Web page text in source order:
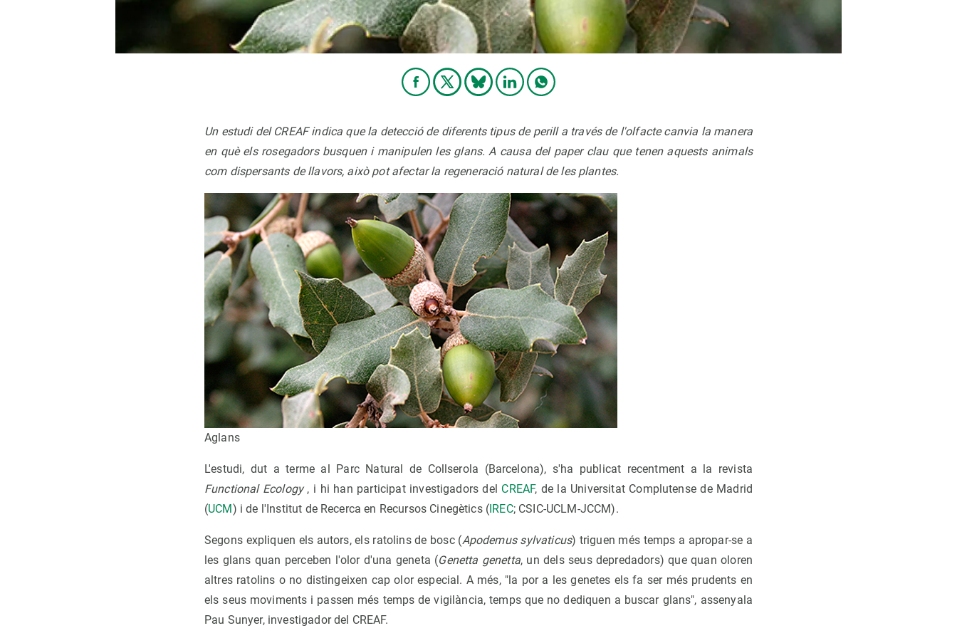
Un estudi del CREAF indica que la detecció de diferents tipus de perill a través de l'olfacte canvia la manera
en què els rosegadors busquen i manipulen les glans. A causa del paper clau que tenen aquests animals
com dispersants de llavors, això pot afectar la regeneració natural de les plantes.
Aglans
L'estudi, dut a terme al Parc Natural de Collserola (Barcelona), s'ha publicat recentment a la revista
Functional Ecology, i hi han participat investigadors del CREAF, de la Universitat Complutense de Madrid
(UCM) i de l'Institut de Recerca en Recursos Cinegètics (IREC; CSIC-UCLM-JCCM).
Segons expliquen els autors, els ratolins de bosc (Apodemus sylvaticus) triguen més temps a apropar-se a
les glans quan perceben l'olor d'una geneta (Genetta genetta, un dels seus depredadors) que quan oloren
altres ratolins o no distingeixen cap olor especial. A més, "la por a les genetes els fa ser més prudents en
els seus moviments i passen més temps de vigilància, temps que no dediquen a buscar glans", assenyala
Pau Sunyer, investigador del CREAF.